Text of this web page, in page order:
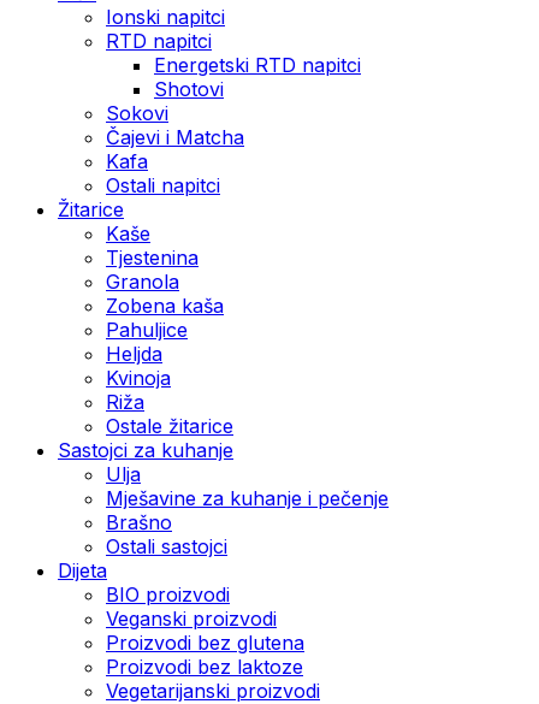
Ionski napitci
RTD napitci
Energetski RTD napitci
Shotovi
Sokovi
Čajevi i Matcha
Kafa
Ostali napitci
Žitarice
Kaše
Tjestenina
Granola
Zobena kaša
Pahuljice
Heljda
Kvinoja
Riža
Ostale žitarice
Sastojci za kuhanje
Ulja
Mješavine za kuhanje i pečenje
Brašno
Ostali sastojci
Dijeta
BIO proizvodi
Veganski proizvodi
Proizvodi bez glutena
Proizvodi bez laktoze
Vegetarijanski proizvodi